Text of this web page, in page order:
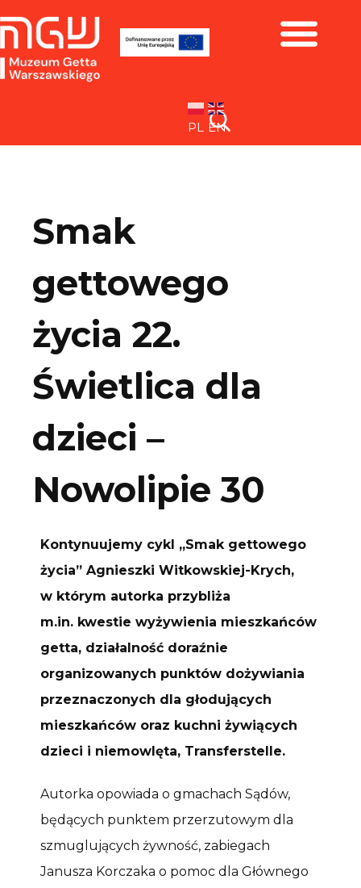
PL EN
Smak
gettowego
życia 22.
Świetlica dla
dzieci –
Nowolipie 30
Kontynuujemy cykl „Smak gettowego
życia” Agnieszki Witkowskiej-Krych,
w którym autorka przybliża
m.in. kwestie wyżywienia mieszkańców
getta, działalność doraźnie
organizowanych punktów dożywiania
przeznaczonych dla głodujących
mieszkańców oraz kuchni żywiących
dzieci i niemowlęta, Transferstelle.
Autorka opowiada o gmachach Sądów,
będących punktem przerzutowym dla
szmuglujących żywność, zabiegach
Janusza Korczaka o pomoc dla Głównego